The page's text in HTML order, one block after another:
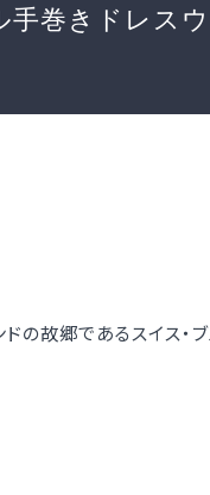
手巻きドレス
ドの故郷であるスイス